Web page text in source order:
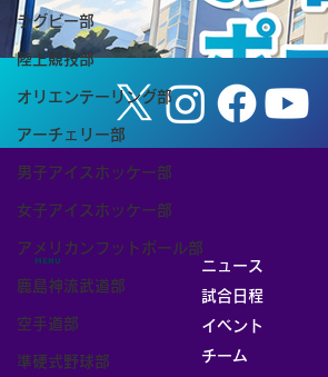
ラグビー部
陸上競技部
オリエンテーリング部
アーチェリー部
男子アイスホッケー部
女子アイスホッケー部
アメリカンフットボール部
鹿島神流武道部
空手道部
準硬式野球部
SMBC」（女子バスケットボ
催します
ニュース
試合日程
イベント
チーム
MENU